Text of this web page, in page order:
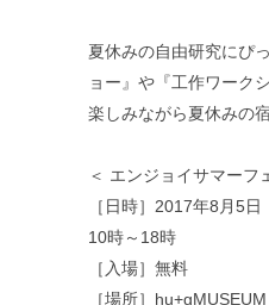
夏休みの自由研究にぴ
ョー』や『工作ワーク
楽しみながら夏休みの
＜ エンジョイサマーフ
［日時］2017年8月5日
10時～18時
［入場］無料
［場所］